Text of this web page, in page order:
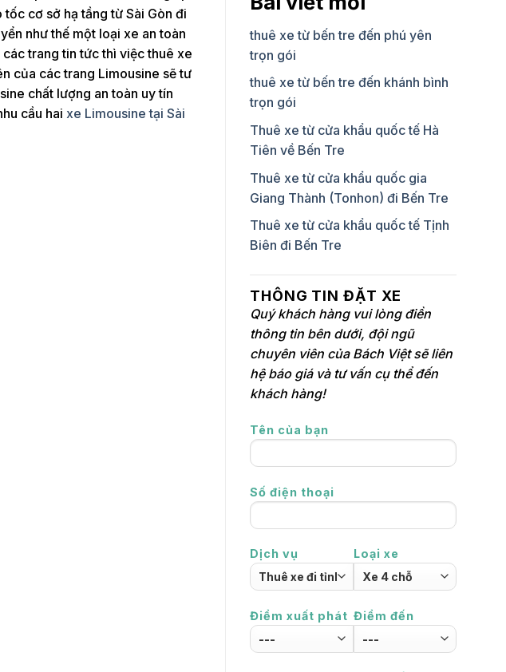
cơ sở hạ tầng từ Sài Gòn đi
như thế một loại xe an toàn
trang tin tức thì việc thuê xe
của các trang Limousine sẽ tư
chất lượng an toàn uy tín
cầu hai xe Limousine tại Sài
thuê xe từ bến tre đến phú yên
trọn gói
thuê xe từ bến tre đến khánh bình
trọn gói
Thuê xe từ cửa khẩu quốc tế Hà
Tiên về Bến Tre
Thuê xe từ cửa khẩu quốc gia
Giang Thành (Tonhon) đi Bến Tre
Thuê xe từ cửa khẩu quốc tế Tịnh
Biên đi Bến Tre
THÔNG TIN ĐẶT XE
Quý khách hàng vui lòng điền
thông tin bên dưới, đội ngũ
chuyên viên của Bách Việt sẽ liên
hệ báo giá và tư vấn cụ thể đến
khách hàng!
Tên của bạn
Số điện thoại
Dịch vụ Loại xe
Điểm xuất phát Điểm đến